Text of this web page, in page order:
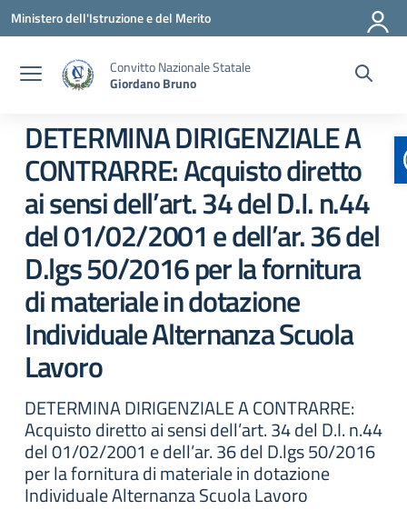
Vai ai contenuti
Vai al menu di navigazione
Vai al footer
Ministero dell'Istruzione e del Merito
Convitto Nazionale Statale
Giordano Bruno
DETERMINA DIRIGENZIALE A
CONTRARRE: Acquisto diretto
ai sensi dell’art. 34 del D.I. n.44
del 01/02/2001 e dell’ar. 36 del
D.lgs 50/2016 per la fornitura
di materiale in dotazione
Individuale Alternanza Scuola
Lavoro
DETERMINA DIRIGENZIALE A CONTRARRE:
Acquisto diretto ai sensi dell’art. 34 del D.I. n.44
del 01/02/2001 e dell’ar. 36 del D.lgs 50/2016
per la fornitura di materiale in dotazione
Individuale Alternanza Scuola Lavoro